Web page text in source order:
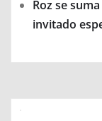
Roz se
invitado